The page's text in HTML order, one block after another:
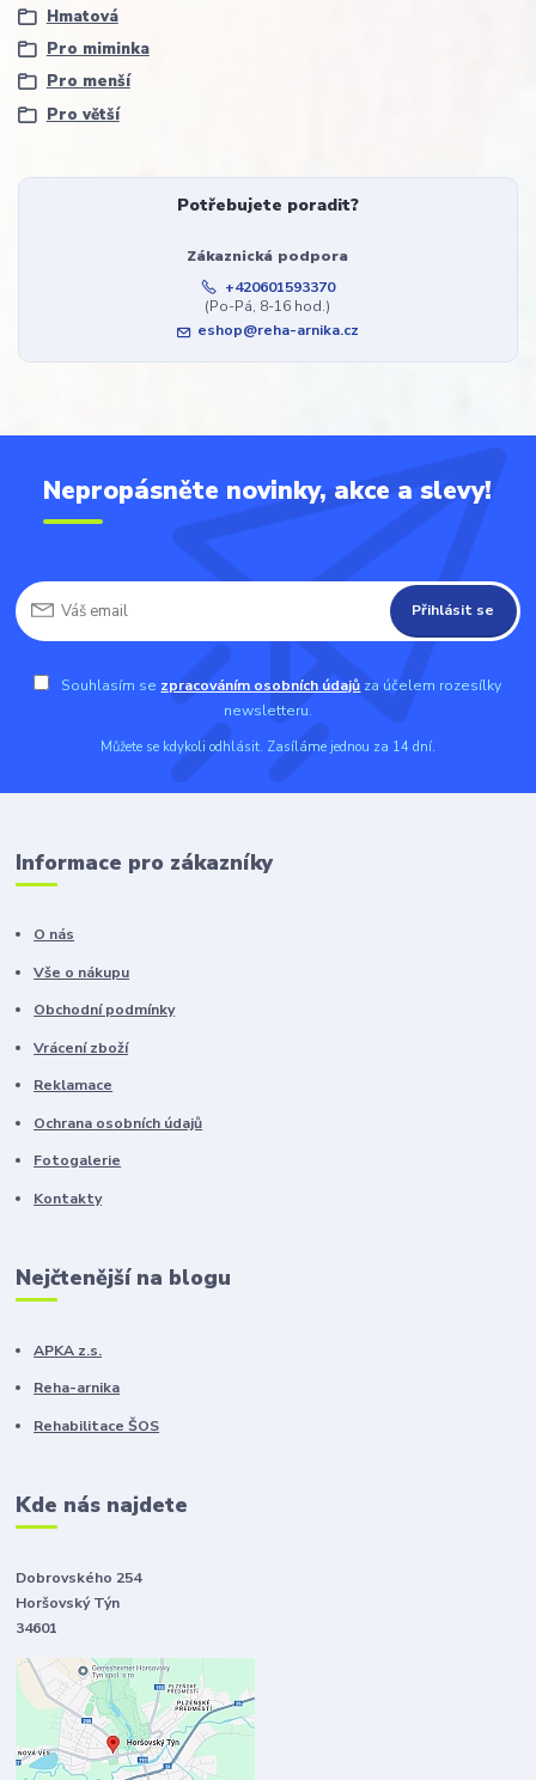
Hmatová
Pro miminka
Pro menší
Pro větší
Potřebujete poradit?
Zákaznická podpora
+420601593370
(Po-Pá, 8-16 hod.)
eshop@reha-arnika.cz
Nepropásněte novinky, akce a slevy!
Přihlásit se
Souhlasím se zpracováním osobních údajů za účelem rozesílky
newsletteru.
Můžete se kdykoli odhlásit. Zasíláme jednou za 14 dní.
Informace pro zákazníky
O nás
Vše o nákupu
Obchodní podmínky
Vrácení zboží
Reklamace
Ochrana osobních údajů
Fotogalerie
Kontakty
Nejčtenější na blogu
APKA z.s.
Reha-arnika
Rehabilitace ŠOS
Kde nás najdete
Dobrovského 254
Horšovský Týn
34601